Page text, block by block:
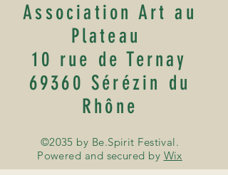
Association Art au
Plateau
10 rue de Ternay
69360 Sérézin du
Rhône
©2035 by Be.Spirit Festival.
Powered and secured by Wix